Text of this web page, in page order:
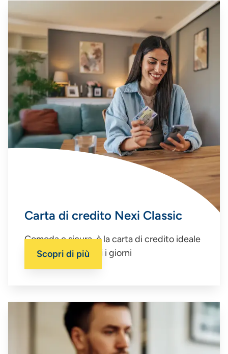
Carta di credito Nexi Classic
Comoda e sicura, è la carta di credito ideale
per le spese di tutti i giorni
Scopri di più